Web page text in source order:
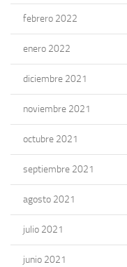
febrero 2022
enero 2022
diciembre 2021
noviembre 2021
octubre 2021
septiembre 2021
agosto 2021
julio 2021
junio 2021